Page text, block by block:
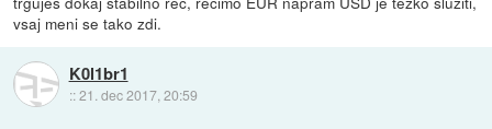
vsaj meni se tako zdi.
K0l1br1
::21. dec 2017, 20:59